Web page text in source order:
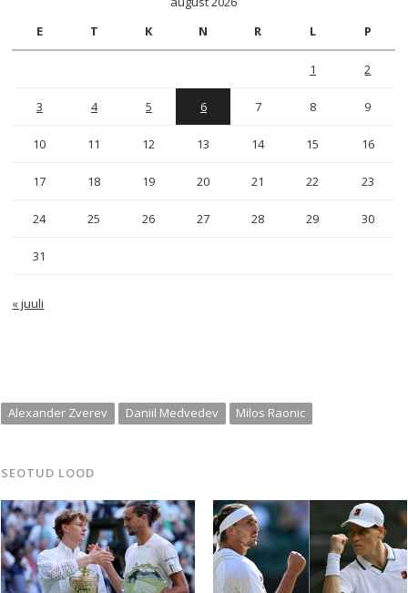
E
T K N R L P
1 2
3 4 5 6 7 8 9
10 11 12 13 14 15 16
17 18 19 20 21 22 23
24 25 26 27 28 29 30
31
« juuli
Alexander Zverev Daniil Medvedev Milos Raonic
SEOTUD LOOD